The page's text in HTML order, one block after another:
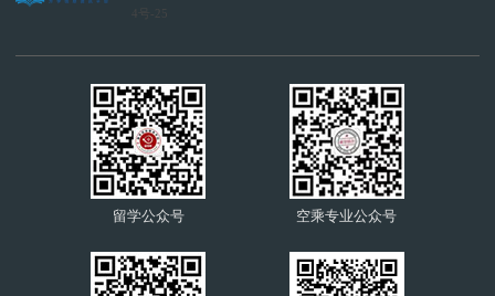
4号-25
空乘专业公众号
留学公众号